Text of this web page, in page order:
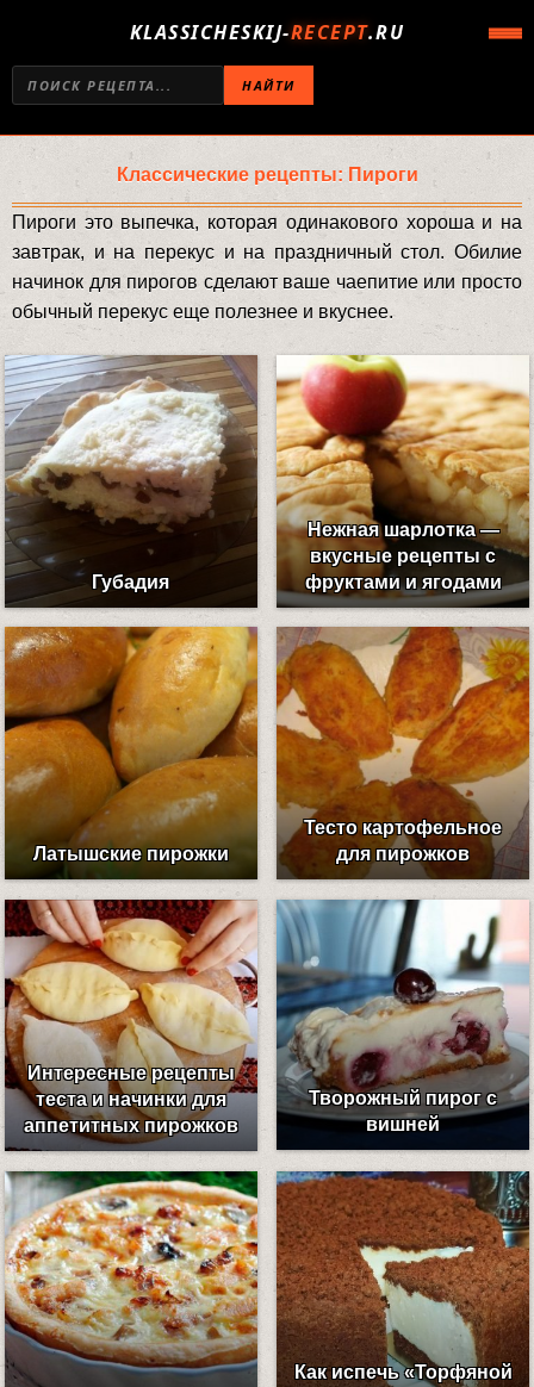
KLASSICHESKIJ-RECEPT.RU
НАЙТИ
Классические рецепты: Пироги
Пироги это выпечка, которая одинакового хороша и на
завтрак, и на перекус и на праздничный стол. Обилие
начинок для пирогов сделают ваше чаепитие или просто
обычный перекус еще полезнее и вкуснее.
Губадия
Нежная шарлотка —
вкусные рецепты с
фруктами и ягодами
Латышские пирожки
Тесто картофельное
для пирожков
Интересные рецепты
теста и начинки для
аппетитных пирожков
Творожный пирог с
вишней
Как испечь «Торфяной